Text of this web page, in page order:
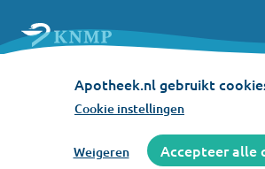
Nederlandse Maatschappij ter
Pharmacie
Apotheek.nl gebruikt
Cookie instellingen
Weigeren Accepteer alle